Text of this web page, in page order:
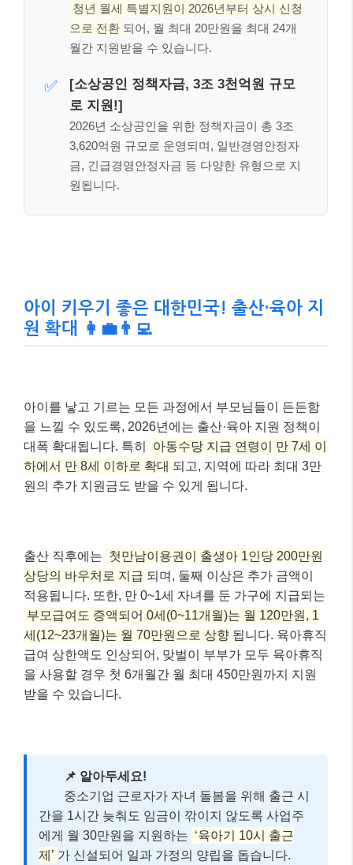
월세
2026
년부
환
어,
월 최
대 20
개월
간 지
원받
을 수
있습
니다.
✅
[소상공인 정책자금, 3조 3천억원 규모
금, 긴급경영안정자금 등 다양한 유형으로 지
원됩니다.